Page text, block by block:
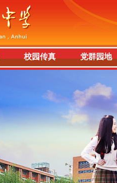
校园传真 党群园地